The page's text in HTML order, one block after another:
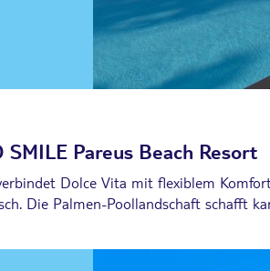
Pareus Beach Resort
Dolce Vita mit flexiblem
Die Palmen-Poollandschaft schafft